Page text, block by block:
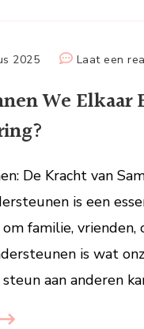
2025 Laat een
We Elkaar
De Kracht van
is een
familie, vrienden,
is wat
aan anderen